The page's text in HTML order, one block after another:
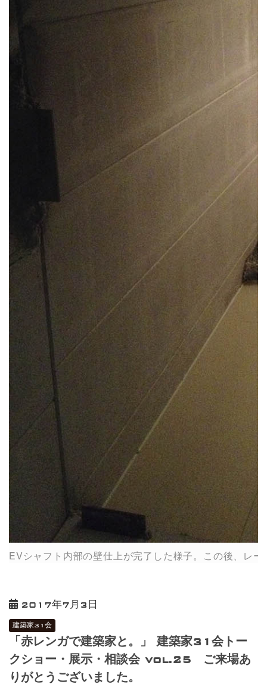
EVシャフト内部の壁仕上が完了した様子。この後、レ
2017年7月3日
建築家31会
「赤レンガで建築家と。」 建築家31会トー
クショー・展示・相談会 vol.25 ご来場あ
りがとうございました。